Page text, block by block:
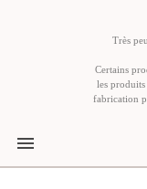
Très
Certains
les produits
fabrication
